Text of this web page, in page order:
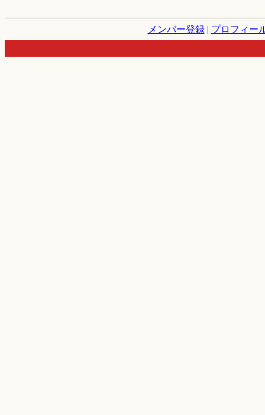
メンバー登録| プロフィー